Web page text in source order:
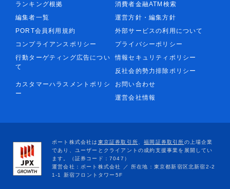
ランキング根拠
消費者金融ATM検索
編集者一覧
運営方針・編集方針
PORT会員利用規約
外部サービスの利用について
コンプライアンスポリシー
プライバシーポリシー
行動ターゲティング広告につい
て
情報セキュリティポリシー
反社会的勢力排除ポリシー
カスタマーハラスメントポリシ
ー
お問い合わせ
運営会社情報